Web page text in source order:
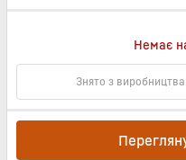
Немає
Знято з виробництва